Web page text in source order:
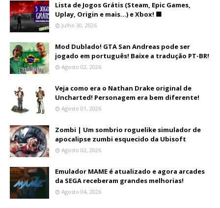
Lista de Jogos Grátis (Steam, Epic Games,
Uplay, Origin e mais...) e Xbox! 🟩
Julho 30, 2026
Mod Dublado! GTA San Andreas pode ser
jogado em português! Baixe a tradução PT-BR!
Agosto 02, 2026
Veja como era o Nathan Drake original de
Uncharted! Personagem era bem diferente!
Agosto 01, 2026
Zombi | Um sombrio roguelike simulador de
apocalipse zumbi esquecido da Ubisoft
Agosto 02, 2026
Emulador MAME é atualizado e agora arcades
da SEGA receberam grandes melhorias!
Agosto 04, 2026